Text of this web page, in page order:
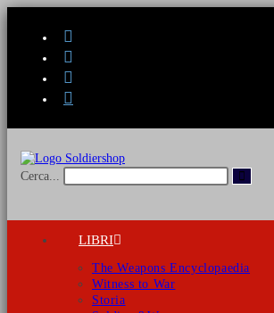
Cerca...
ricerca
LIBRI
The Weapons Encyclopaedia
Witness to War
Storia